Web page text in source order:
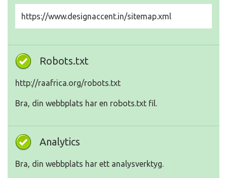
https://www.designaccent.in/sitemap.xml
Robots.txt
http://raafrica.org/robots.txt
Bra, din webbplats har en robots.txt fil.
Analytics
Bra, din webbplats har ett analysverktyg.